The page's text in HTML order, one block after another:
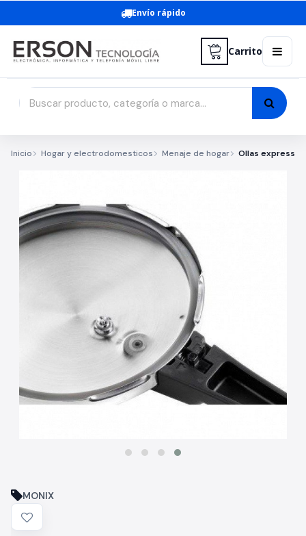
Envío rápido
Carrito
Inicio Hogar y electrodomesticos Menaje de hogar Ollas express
MONIX